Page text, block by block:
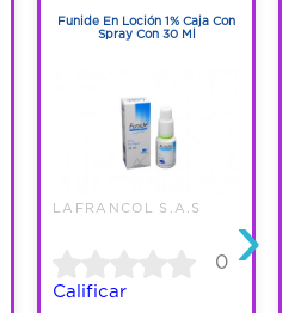
Funide En Loción 1% Caja Con
Spray Con 30 Ml
LAFRANCOL S.A.S
0
Calificar
›